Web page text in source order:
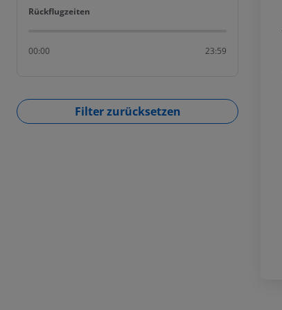
Rückflugzeiten
Rückflugzeiten
00:00 23:59
Filter zurücksetzen